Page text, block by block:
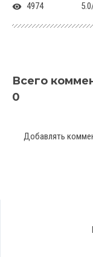
4974 5.0
Всего
0
Добавлять